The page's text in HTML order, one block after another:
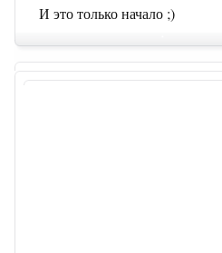
И это только начало ;)